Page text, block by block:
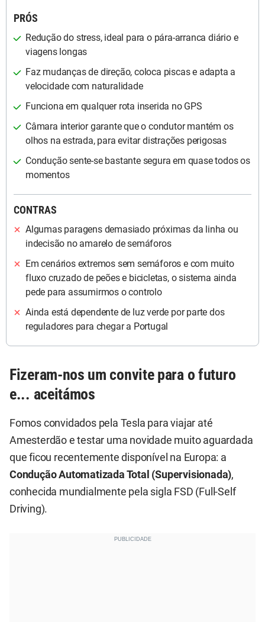
PRÓS
Redução do stress, ideal para o pára-arranca diário e
viagens longas
Faz mudanças de direção, coloca piscas e adapta a
velocidade com naturalidade
Funciona em qualquer rota inserida no GPS
Câmara interior garante que o condutor mantém os
olhos na estrada, para evitar distrações perigosas
Condução sente-se bastante segura em quase todos os
momentos
CONTRAS
Algumas paragens demasiado próximas da linha ou
indecisão no amarelo de semáforos
Em cenários extremos sem semáforos e com muito
fluxo cruzado de peões e bicicletas, o sistema ainda
pede para assumirmos o controlo
Ainda está dependente de luz verde por parte dos
reguladores para chegar a Portugal
Fizeram-nos um convite para o futuro
e... aceitámos
Fomos convidados pela Tesla para viajar até
Amesterdão e testar uma novidade muito aguardada
que ficou recentemente disponível na Europa: a
Condução Automatizada Total (Supervisionada),
conhecida mundialmente pela sigla FSD (Full-Self
Driving).